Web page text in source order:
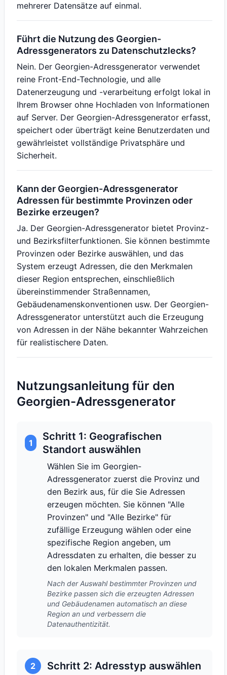
mehrerer Datensätze auf einmal.
Führt die Nutzung des Georgien-
Adressgenerators zu Datenschutzlecks?
Nein. Der Georgien-Adressgenerator verwendet
reine Front-End-Technologie, und alle
Datenerzeugung und -verarbeitung erfolgt lokal in
Ihrem Browser ohne Hochladen von Informationen
auf Server. Der Georgien-Adressgenerator erfasst,
speichert oder überträgt keine Benutzerdaten und
gewährleistet vollständige Privatsphäre und
Sicherheit.
Kann der Georgien-Adressgenerator
Adressen für bestimmte Provinzen oder
Bezirke erzeugen?
Ja. Der Georgien-Adressgenerator bietet Provinz-
und Bezirksfilterfunktionen. Sie können bestimmte
Provinzen oder Bezirke auswählen, und das
System erzeugt Adressen, die den Merkmalen
dieser Region entsprechen, einschließlich
übereinstimmender Straßennamen,
Gebäudenamenskonventionen usw. Der Georgien-
Adressgenerator unterstützt auch die Erzeugung
von Adressen in der Nähe bekannter Wahrzeichen
für realistischere Daten.
Nutzungsanleitung für den
Georgien-Adressgenerator
1
Schritt 1: Geografischen
Standort auswählen
Wählen Sie im Georgien-
Adressgenerator zuerst die Provinz und
den Bezirk aus, für die Sie Adressen
erzeugen möchten. Sie können "Alle
Provinzen" und "Alle Bezirke" für
zufällige Erzeugung wählen oder eine
spezifische Region angeben, um
Adressdaten zu erhalten, die besser zu
den lokalen Merkmalen passen.
Nach der Auswahl bestimmter Provinzen und
Bezirke passen sich die erzeugten Adressen
und Gebäudenamen automatisch an diese
Region an und verbessern die
Datenauthentizität.
2 Schritt 2: Adresstyp auswählen